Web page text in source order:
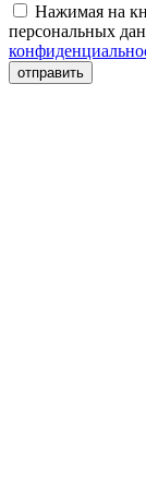
Нажимая на
персональных
отправить